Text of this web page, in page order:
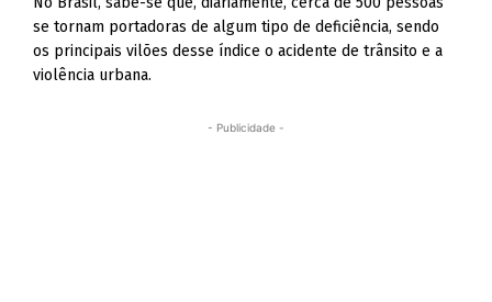
se tornam portadoras de algum tipo de deficiência, sendo
os principais vilões desse índice o acidente de trânsito e a
violência urbana.
- Publicidade -